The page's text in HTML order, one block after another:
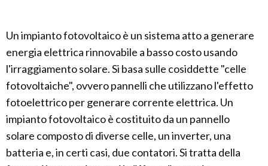
Un impianto fotovoltaico è un sistema atto a generare
energia elettrica rinnovabile a basso costo usando
l'irraggiamento solare. Si basa sulle cosiddette "celle
fotovoltaiche", ovvero pannelli che utilizzano l'effetto
fotoelettrico per generare corrente elettrica. Un
impianto fotovoltaico è costituito da un pannello
solare composto di diverse celle, un inverter, una
batteria e, in certi casi, due contatori. Si tratta della